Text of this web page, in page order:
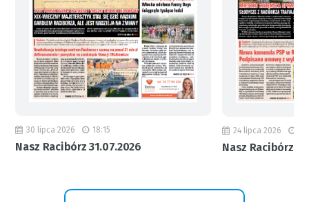
30 lipca 2026 18:15
Nasz Racibórz 31.07.2026
24 lipca 2026
Nasz Racibórz